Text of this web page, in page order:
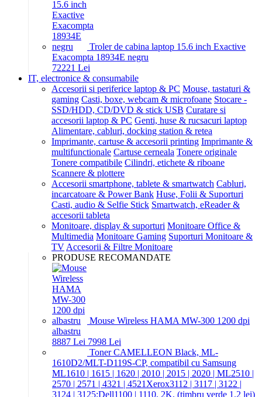
Troler de cabina laptop 15.6 inch Exactive
Exacompta 18934E negru
72221 Lei
IT, electronice & consumabile
Accesorii si periferice laptop & PC Mouse, tastaturi &
gaming Casti, boxe, webcam & microfoane Stocare -
SSD/HDD, CD/DVD & stick USB Curatare si
accesorii laptop & PC Genti, huse & rucsacuri laptop
Alimentare, cabluri, docking station & retea
Imprimante, cartuse & accesorii printing Imprimante &
multifunctionale Cartuse cerneala Tonere originale
Tonere compatibile Cilindri, etichete & riboane
Scannere & plottere
Accesorii smartphone, tablete & smartwatch Cabluri,
incarcatoare & Power Bank Huse, Folii & Suporturi
Casti, audio & Selfie Stick Smartwatch, eReader &
accesorii tableta
Monitoare, display & suporturi Monitoare Office &
Multimedia Monitoare Gaming Suporturi Monitoare &
TV Accesorii & Filtre Monitoare
PRODUSE RECOMANDATE
Mouse Wireless HAMA MW-300 1200 dpi
albastru
8887 Lei 7998 Lei
Toner CAMELLEON Black, ML-
1610D2/MLT-D119S-CP, compatibil cu Samsung
ML1610 | 1615 | 1620 | 2010 | 2015 | 2020 | ML2510 |
2570 | 2571 | 4321 | 4521Xerox3112 | 3117 | 3122 |
3124 | 3125;Dell1100 | 1110, 2K, (timbru verde 1.2 lei)